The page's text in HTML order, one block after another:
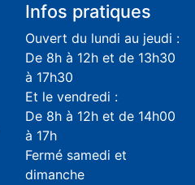
Infos pratiques
Ouvert du lundi au jeudi :
De 8h à 12h et de 13h30
à 17h30
Et le vendredi :
De 8h à 12h et de 14h00
à 17h
Fermé samedi et
dimanche